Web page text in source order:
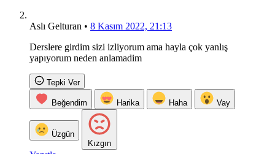
Aslı Gelturan • 8 Kasım 2022, 21:13
Derslere girdim sizi izliyorum ama hayla çok yanlış
yapıyorum neden anlamadim
Tepki Ver
Beğendim Harika Haha Vay
Üzgün
Kızgın